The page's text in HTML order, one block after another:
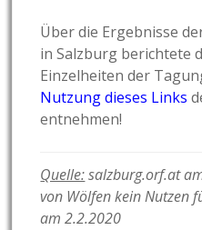
Über die Ergebnisse
in Salzburg berichtete
Einzelheiten der
Nutzung dieses Links
entnehmen!
Quelle:salzburg.orf.at
von Wölfen kein Nutzen
am 2.2.2020